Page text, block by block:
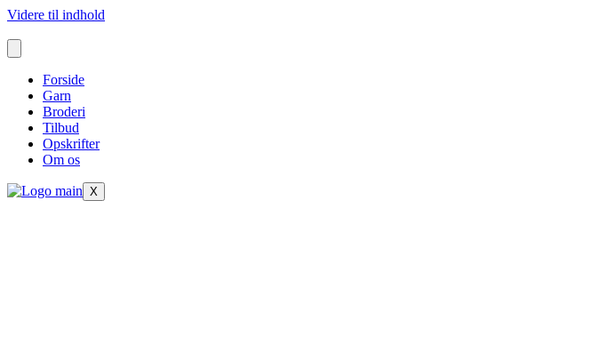
Videre til indhold
Forside
Garn
Broderi
Tilbud
Opskrifter
Om os
X